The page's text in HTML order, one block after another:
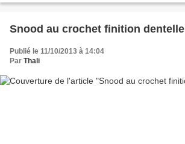
Snood au crochet finition dentelle
Publié le 11/10/2013 à 14:04
Par Thali